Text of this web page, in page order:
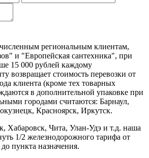
региональным клиентам,
и "Европейская сантехника", при
15 000 рублей каждому
возвращает стоимость перевозки от
клиента (кроме тех товарных
в дополнительной упаковке при
городами считаются: Барнаул,
Красноярск, Иркутск.
Хабаровск, Чита, Улан-Удэ и т.д. наша
1/2 железнодорожного тарифа от
пункта назначения.